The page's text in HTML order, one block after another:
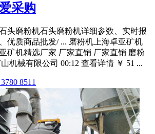
采购
头磨粉机石头磨粉机详细参数、实时报
优质商品批发/ ... 磨粉机上海卓亚矿机
矿机精选厂家 厂家直销 厂家直销 磨粉
机械有限公司 00:12 查看详情 ￥ 51 ...
8511